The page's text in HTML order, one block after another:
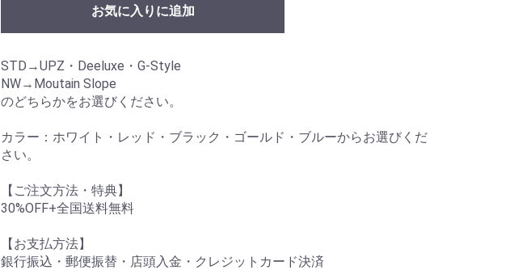
お気に入りに追加
STD→UPZ・Deeluxe・G-Style
NW→Moutain Slope
のどちらかをお選びください。
カラー：ホワイト・レッド・ブラック・ゴールド・ブルーからお選びくだ
さい。
【ご注文方法・特典】
30%OFF+全国送料無料
【お支払方法】
銀行振込・郵便振替・店頭入金・クレジットカード決済